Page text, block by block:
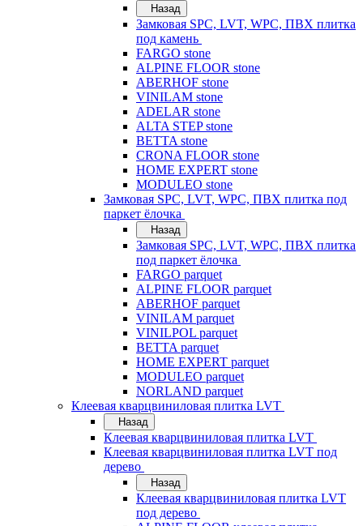
Назад
Замковая SPC, LVT, WPC, ПВХ плитка
под камень
FARGO stone
ALPINE FLOOR stone
ABERHOF stone
VINILAM stone
ADELAR stone
ALTA STEP stone
BETTA stone
CRONA FLOOR stone
HOME EXPERT stone
MODULEO stone
Замковая SPC, LVT, WPC, ПВХ плитка под
паркет ёлочка
Назад
Замковая SPC, LVT, WPC, ПВХ плитка
под паркет ёлочка
FARGO parquet
ALPINE FLOOR parquet
ABERHOF parquet
VINILAM parquet
VINILPOL parquet
BETTA parquet
HOME EXPERT parquet
MODULEO parquet
NORLAND parquet
Клеевая кварцвиниловая плитка LVT
Назад
Клеевая кварцвиниловая плитка LVT
Клеевая кварцвиниловая плитка LVT под
дерево
Назад
Клеевая кварцвиниловая плитка LVT
под дерево